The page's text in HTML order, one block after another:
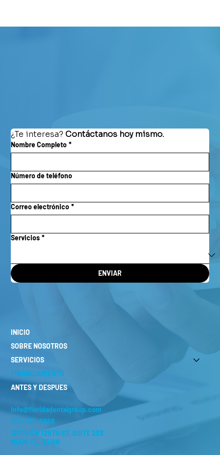
¿Te interesa? Contáctanos hoy mismo.
Nombre Completo *
Número de teléfono
Correo electrónico *
Servicios *
ENVIAR
INICIO
SOBRE NOSOTROS
SERVICIOS
FINANCIAMIENTO
ANTES Y DESPUES
info@floridadentalgroup.com
305-735-2888
12700 SW 128TH ST, SUITE 203
MIAMI FL, 33186